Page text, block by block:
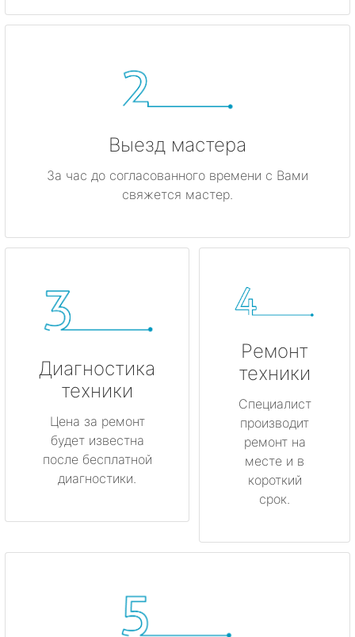
Выезд мастера
За час до согласованного времени с Вами
свяжется мастер.
Диагностика
техники
Цена за ремонт
будет известна
после бесплатной
диагностики.
Ремонт
техники
Специалист
производит
ремонт на
месте и в
короткий
срок.